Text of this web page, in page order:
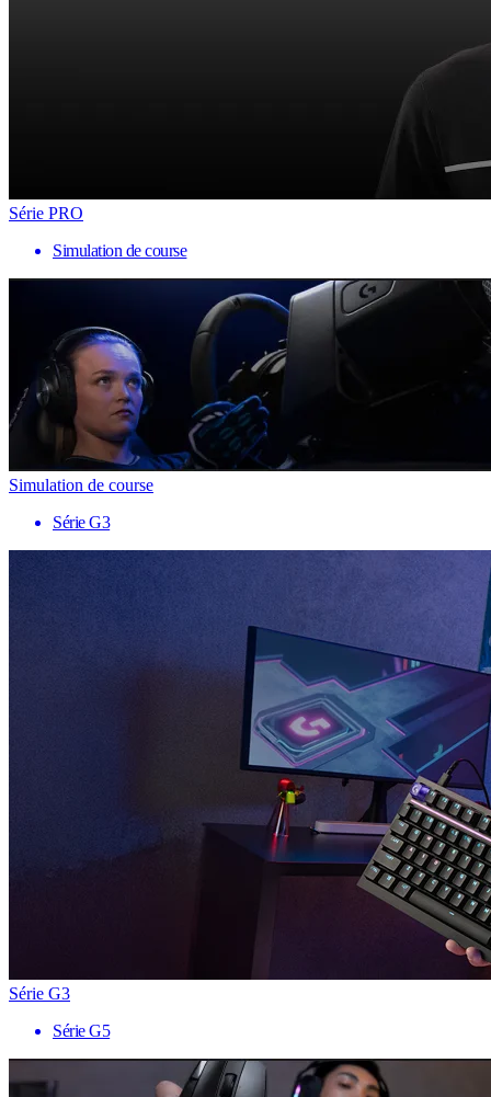
Série PRO
Simulation de course
Simulation de course
Série G3
Série G3
Série G5